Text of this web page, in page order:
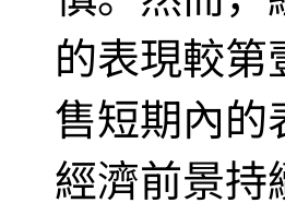
的表現較
售短期內的
經濟前景持